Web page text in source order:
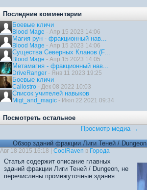
Последние комментарии
Боевые кличи
Blood Mage - Апр 15 2023 14:06
Магия рун - фракционный нав...
Blood Mage - Апр 15 2023 14:06
Существа Северных Кланов (F...
Blood Mage - Апр 15 2023 14:05
Метамагия - фракционный нав...
DriveRanger - Янв 11 2023 19:25
Боевые кличи
Caliostro - Дек 08 2022 10:03
Список учителей навыков
Migt_and_magic - Июл 22 2021 09:34
Посмотреть остальное
Просмотр медиа →
Обзор зданий фракции Лиги Теней / Dungeon
Авг 18 2015 16:18 | CoolRaven в Города
Статья содержит описание главных
зданий фракции Лиги Теней / Dungeon, не
перечислены промежуточные здания.